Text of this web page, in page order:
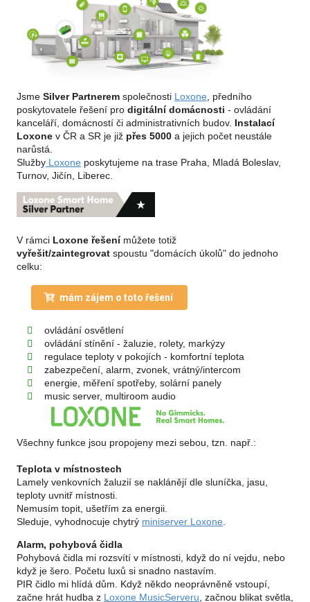
Jsme Silver Partnerem společnosti Loxone , předního
poskytovatele řešení pro digitální domácnosti - ovládání
kanceláří, domácností či administrativních budov. Instalací
Loxone v ČR a SR je již přes 5000 a jejich počet neustále
narůstá.
Služby Loxone poskytujeme na trase Praha, Mladá Boleslav,
Turnov, Jičín, Liberec.
V rámci Loxone řešenímůžete totiž
vyřešit/zaintegrovat spoustu "domácích úkolů" do jednoho
celku:
mám zájem o toto řešení
ovládání osvětlení
ovládání stínění - žaluzie, rolety, markýzy
regulace teploty v pokojích - komfortní teplota
zabezpečení, alarm, zvonek, vrátný/intercom
energie, měření spotřeby, solární panely
music server, multiroom audio
Všechny funkce jsou propojeny mezi sebou, tzn. např.:
Teplota v místnostech
Lamely venkovních žaluzií se naklánějí dle sluníčka, jasu,
teploty uvnitř místnosti.
Nemusím topit, ušetřím za energii.
Sleduje, vyhodnocuje chytrý miniserver Loxone
Alarm, pohybová čidla
Pohybová čidla mi rozsvítí v místnosti, když do ní vejdu, nebo
když je šero. Početu luxů si snadno nastavím.
PIR čidlo mi hlídá dům. Když někdo neoprávněně vstoupí,
začne hrát hudba z Loxone MusicServeru , začnou blikat světla,